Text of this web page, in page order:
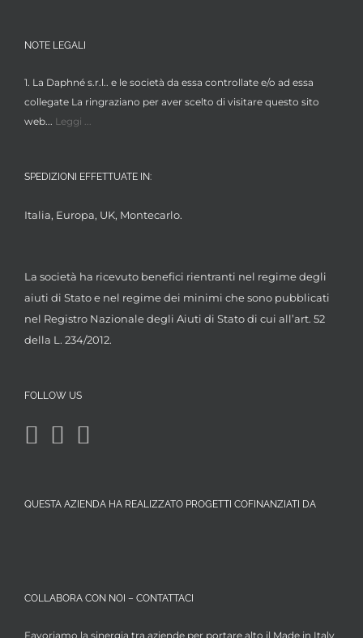
NOTE LEGALI
1. La Daphné s.r.l.. e le società da essa controllate e/o ad essa
collegate La ringraziano per aver scelto di visitare questo sito
web... Leggi ...
SPEDIZIONI EFFETTUATE IN:
Italia, Europa, UK, Montecarlo.
La società ha ricevuto benefici rientranti nel regime degli
aiuti di Stato e nel regime dei minimi che sono pubblicati
nel Registro Nazionale degli Aiuti di Stato di cui all’art. 52
della L. 234/2012.
FOLLOW US
QUESTA AZIENDA HA REALIZZATO PROGETTI COFINANZIATI DA
COLLABORA CON NOI – CONTATTACI
Favoriamo la sinergia tra aziende per portare alto il Made in Italy